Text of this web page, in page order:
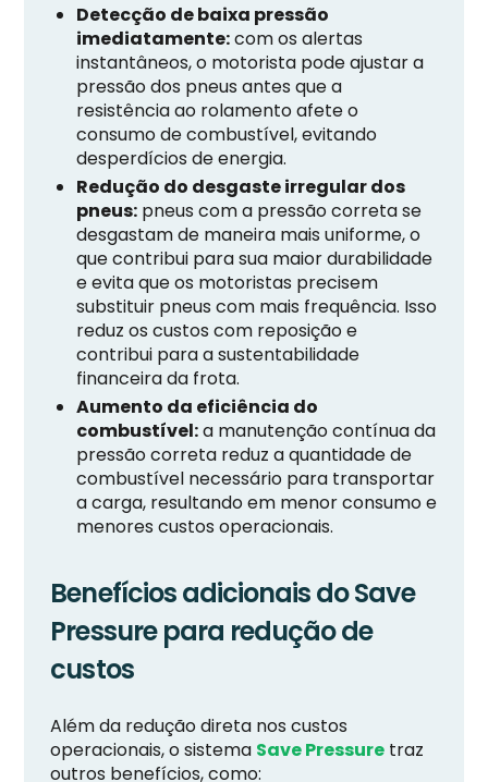
Detecção de baixa pressão
imediatamente:com os alertas
instantâneos, o motorista pode ajustar a
pressão dos pneus antes que a
resistência ao rolamento afete o
consumo de combustível, evitando
desperdícios de energia.
Redução do desgaste irregular dos
pneus: pneus com a pressão correta se
desgastam de maneira mais uniforme, o
que contribui para sua maior durabilidade
e evita que os motoristas precisem
substituir pneus com mais frequência. Isso
reduz os custos com reposição e
contribui para a sustentabilidade
financeira da frota.
Aumento da eficiência do
combustível:a manutenção contínua da
pressão correta reduz a quantidade de
combustível necessário para transportar
a carga, resultando em menor consumo e
menores custos operacionais.
Benefícios adicionais do Save
Pressure para redução de
custos
Além da redução direta nos custos
operacionais, o sistema Save Pressure traz
outros benefícios, como: